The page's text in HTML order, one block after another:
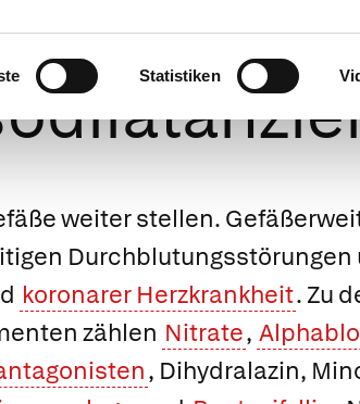
Statistiken
weiter stellen.
koronarer Herzkrankheit. Zu
zählen Nitrate,
, Dihydralazin,